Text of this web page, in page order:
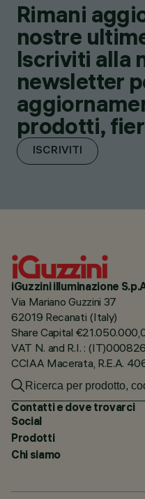
Rimani
nostre
Iscriviti alla
newsletter
prodotti,
ISCRIVITI
iGuzzini illuminazione
Via Mariano Guzzini 37
62019 Recanati (Italy)
Share Capital
VAT N. and R.I. :
CCIAA Macerata, R.E.A.
Contatti e dove trovarci
Social
Prodotti
Chi siamo